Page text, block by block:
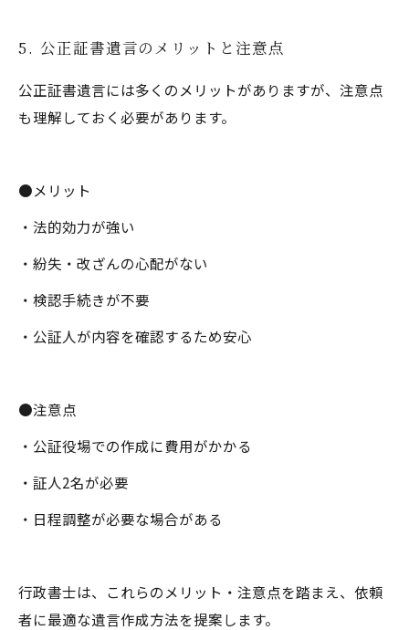
5. 公正証書遺言のメリットと注意点
公正証書遺言には多くのメリットがありますが、注意点
も理解しておく必要があります。
●メリット
・法的効力が強い
・紛失・改ざんの心配がない
・検認手続きが不要
・公証人が内容を確認するため安心
●注意点
・公証役場での作成に費用がかかる
・証人2名が必要
・日程調整が必要な場合がある
行政書士は、これらのメリット・注意点を踏まえ、依頼
者に最適な遺言作成方法を提案します。